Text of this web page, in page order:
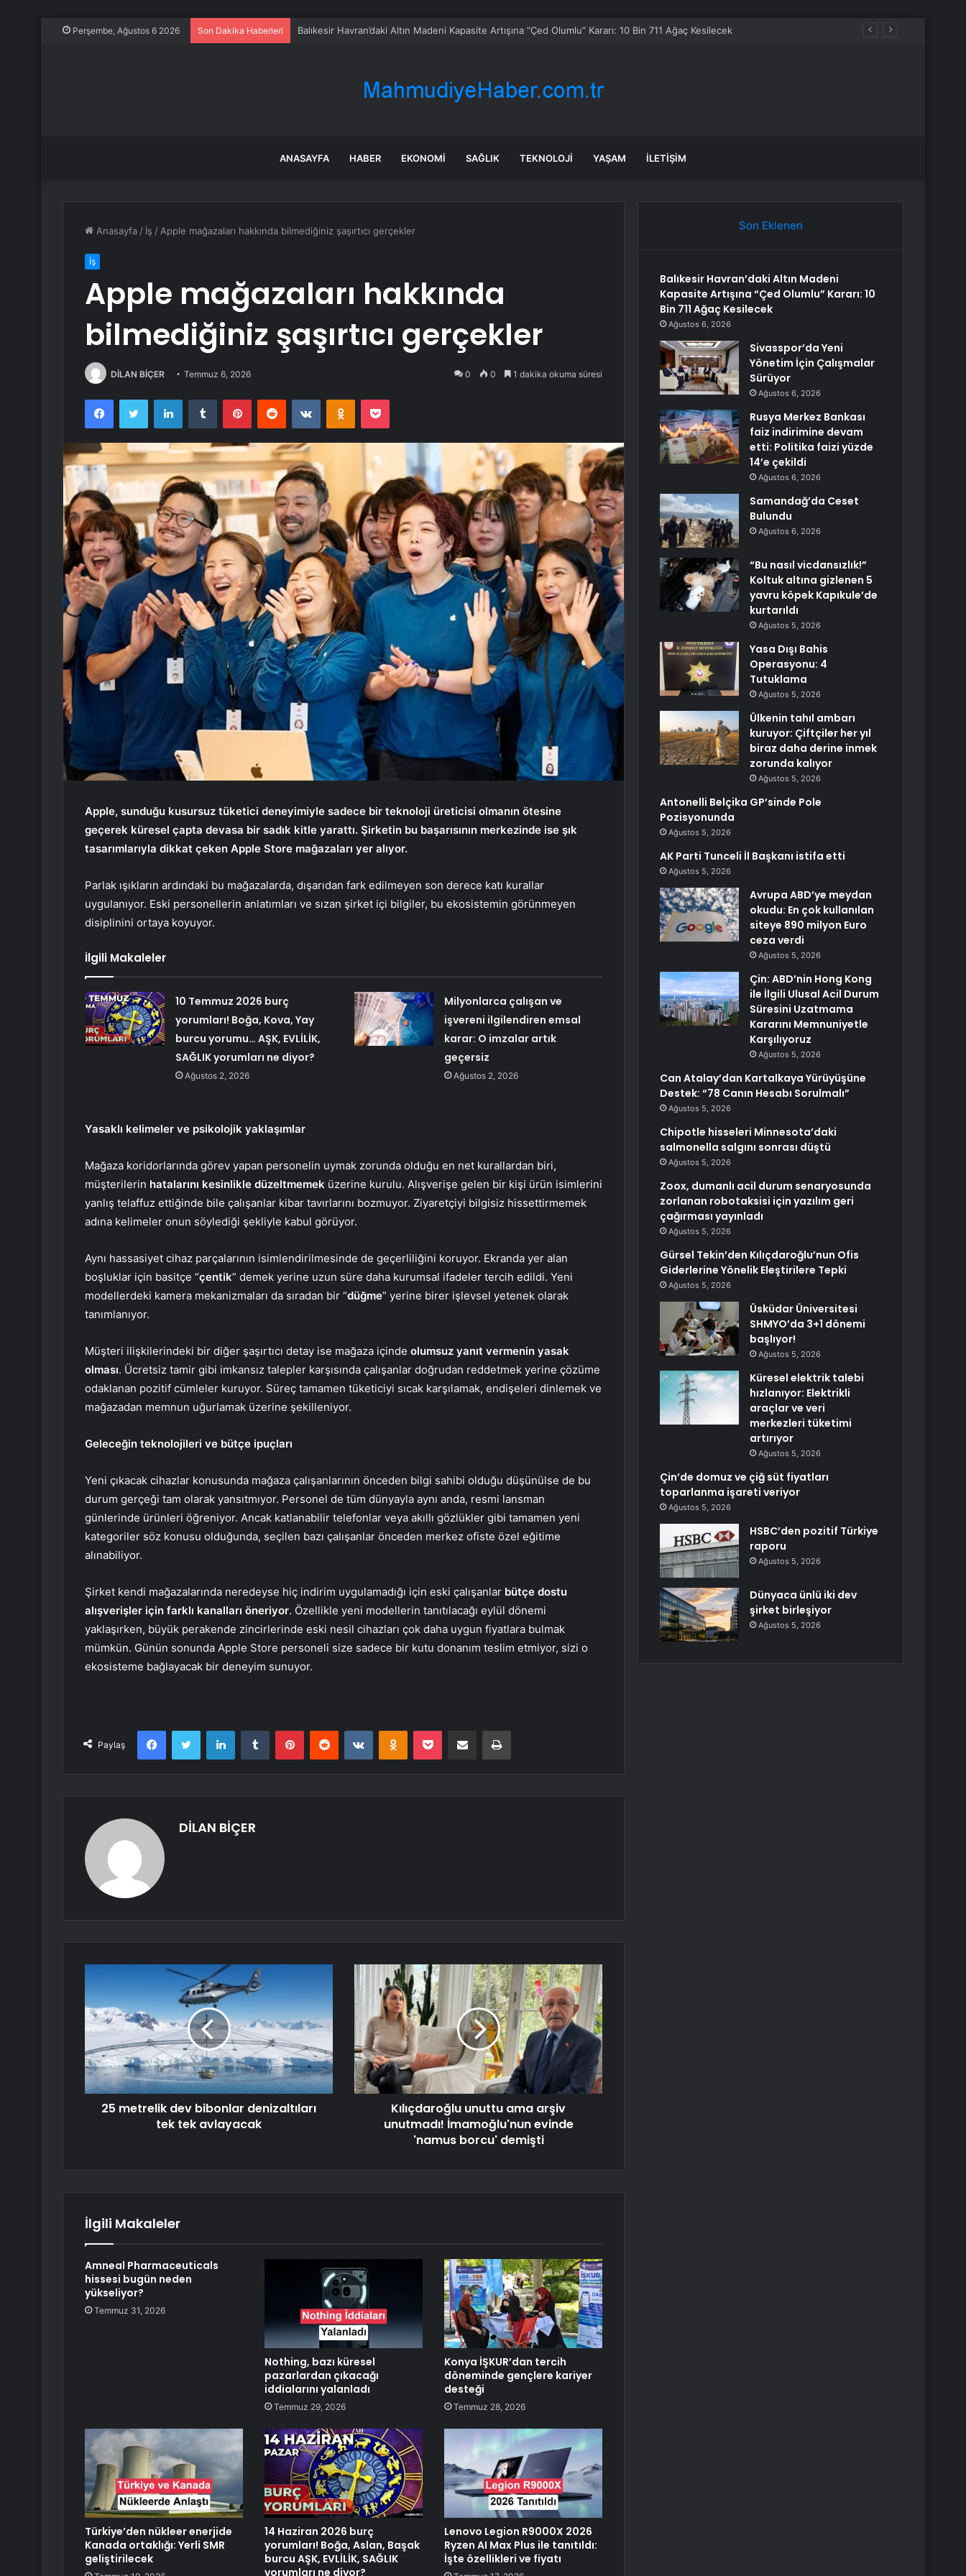
Perşembe, Ağustos 6 2026 Son Dakika Haberleri Sivasspor’da Yeni Yönetim İçin Çalışmalar Sürüyor
ANASAYFA HABER EKONOMI SAĞLIK TEKNOLOJI YAŞAM İLETIŞIM
Anasayfa / İş / Apple mağazaları hakkında bilmediğiniz şaşırtıcı gerçekler
İş
Apple mağazaları hakkında
bilmediğiniz şaşırtıcı gerçekler
DİLAN BİÇER Temmuz 6, 2026 0 0 1 dakika okuma süresi
FacebookTwitter LinkedInTumblr PinterestReddit VKontakteOdnoklassniki
Pocket
Apple, sunduğu kusursuz tüketici deneyimiyle sadece bir teknoloji üreticisi olmanın ötesine
geçerek küresel çapta devasa bir sadık kitle yarattı. Şirketin bu başarısının merkezinde ise şık
tasarımlarıyla dikkat çeken Apple Store mağazaları yer alıyor.
Parlak ışıkların ardındaki bu mağazalarda, dışarıdan fark edilmeyen son derece katı kurallar
uygulanıyor. Eski personellerin anlatımları ve sızan şirket içi bilgiler, bu ekosistemin görünmeyen
disiplinini ortaya koyuyor.
İlgili Makaleler
10 Temmuz 2026 burç
yorumları! Boğa, Kova, Yay
burcu yorumu… AŞK, EVLİLİK,
SAĞLIK yorumları ne diyor?
Ağustos 2, 2026
Milyonlarca çalışan ve
işvereni ilgilendiren emsal
karar: O imzalar artık
geçersiz
Ağustos 2, 2026
Yasaklı kelimeler ve psikolojik yaklaşımlar
Mağaza koridorlarında görev yapan personelin uymak zorunda olduğu en net kurallardan biri,
müşterilerin hatalarını kesinlikle düzeltmemek üzerine kurulu. Alışverişe gelen bir kişi ürün isimlerini
yanlış telaffuz ettiğinde bile çalışanlar kibar tavırlarını bozmuyor. Ziyaretçiyi bilgisiz hissettirmemek
adına kelimeler onun söylediği şekliyle kabul görüyor.
Aynı hassasiyet cihaz parçalarının isimlendirilmesinde de geçerliliğini koruyor. Ekranda yer alan
boşluklar için basitçe “çentik” demek yerine uzun süre daha kurumsal ifadeler tercih edildi. Yeni
modellerdeki kamera mekanizmaları da sıradan bir “düğme” yerine birer işlevsel yetenek olarak
tanımlanıyor.
Müşteri ilişkilerindeki bir diğer şaşırtıcı detay ise mağaza içinde olumsuz yanıt vermenin yasak
olması. Ücretsiz tamir gibi imkansız talepler karşısında çalışanlar doğrudan reddetmek yerine çözüme
odaklanan pozitif cümleler kuruyor. Süreç tamamen tüketiciyi sıcak karşılamak, endişeleri dinlemek ve
mağazadan memnun uğurlamak üzerine şekilleniyor.
Geleceğin teknolojileri ve bütçe ipuçları
Yeni çıkacak cihazlar konusunda mağaza çalışanlarının önceden bilgi sahibi olduğu düşünülse de bu
durum gerçeği tam olarak yansıtmıyor. Personel de tüm dünyayla aynı anda, resmi lansman
günlerinde ürünleri öğreniyor. Ancak katlanabilir telefonlar veya akıllı gözlükler gibi tamamen yeni
kategoriler söz konusu olduğunda, seçilen bazı çalışanlar önceden merkez ofiste özel eğitime
alınabiliyor.
Şirket kendi mağazalarında neredeyse hiç indirim uygulamadığı için eski çalışanlar bütçe dostu
alışverişler için farklı kanalları öneriyor. Özellikle yeni modellerin tanıtılacağı eylül dönemi
yaklaşırken, büyük perakende zincirlerinde eski nesil cihazları çok daha uygun fiyatlara bulmak
mümkün. Günün sonunda Apple Store personeli size sadece bir kutu donanım teslim etmiyor, sizi o
ekosisteme bağlayacak bir deneyim sunuyor.
Paylaş
FacebookTwitter LinkedInTumblr PinterestReddit VKontakteOdnoklassniki
Pocket E-Posta ile paylaş Yazdır
DİLAN BİÇER
25 metrelik dev bibonlar denizaltıları
tek tek avlayacak
Kılıçdaroğlu unuttu ama arşiv
unutmadı! İmamoğlu'nun evinde
'namus borcu' demişti
İlgili Makaleler
Amneal Pharmaceuticals
hissesi bugün neden
yükseliyor?
Temmuz 31, 2026
Nothing, bazı küresel
pazarlardan çıkacağı
iddialarını yalanladı
Temmuz 29, 2026
Konya İŞKUR’dan tercih
döneminde gençlere kariyer
desteği
Temmuz 28, 2026
Türkiye’den nükleer enerjide
Kanada ortaklığı: Yerli SMR
geliştirilecek
14 Haziran 2026 burç
yorumları! Boğa, Aslan, Başak
burcu AŞK, EVLİLİK, SAĞLIK
yorumları ne diyor?
Lenovo Legion R9000X 2026
Ryzen AI Max Plus ile tanıtıldı:
İşte özellikleri ve fiyatı
Son Eklenen
Balıkesir Havran’daki Altın Madeni
Kapasite Artışına “Çed Olumlu” Kararı: 10
Bin 711 Ağaç Kesilecek
Ağustos 6, 2026
Sivasspor’da Yeni
Yönetim İçin Çalışmalar
Sürüyor
Ağustos 6, 2026
Rusya Merkez Bankası
faiz indirimine devam
etti: Politika faizi yüzde
14’e çekildi
Ağustos 6, 2026
Samandağ’da Ceset
Bulundu
Ağustos 6, 2026
“Bu nasıl vicdansızlık!”
Koltuk altına gizlenen 5
yavru köpek Kapıkule’de
kurtarıldı
Ağustos 5, 2026
Yasa Dışı Bahis
Operasyonu: 4
Tutuklama
Ağustos 5, 2026
Ülkenin tahıl ambarı
kuruyor: Çiftçiler her yıl
biraz daha derine inmek
zorunda kalıyor
Ağustos 5, 2026
Antonelli Belçika GP’sinde Pole
Pozisyonunda
Ağustos 5, 2026
AK Parti Tunceli İl Başkanı istifa etti
Ağustos 5, 2026
Avrupa ABD’ye meydan
okudu: En çok kullanılan
siteye 890 milyon Euro
ceza verdi
Ağustos 5, 2026
Çin: ABD’nin Hong Kong
ile İlgili Ulusal Acil Durum
Süresini Uzatmama
Kararını Memnuniyetle
Karşılıyoruz
Ağustos 5, 2026
Can Atalay’dan Kartalkaya Yürüyüşüne
Destek: “78 Canın Hesabı Sorulmalı”
Ağustos 5, 2026
Chipotle hisseleri Minnesota’daki
salmonella salgını sonrası düştü
Ağustos 5, 2026
Zoox, dumanlı acil durum senaryosunda
zorlanan robotaksisi için yazılım geri
çağırması yayınladı
Ağustos 5, 2026
Gürsel Tekin’den Kılıçdaroğlu’nun Ofis
Giderlerine Yönelik Eleştirilere Tepki
Ağustos 5, 2026
Üsküdar Üniversitesi
SHMYO’da 3+1 dönemi
başlıyor!
Ağustos 5, 2026
Küresel elektrik talebi
hızlanıyor: Elektrikli
araçlar ve veri
merkezleri tüketimi
artırıyor
Ağustos 5, 2026
Çin’de domuz ve çiğ süt fiyatları
toparlanma işareti veriyor
Ağustos 5, 2026
HSBC’den pozitif Türkiye
raporu
Ağustos 5, 2026
Dünyaca ünlü iki dev
şirket birleşiyor
Ağustos 5, 2026